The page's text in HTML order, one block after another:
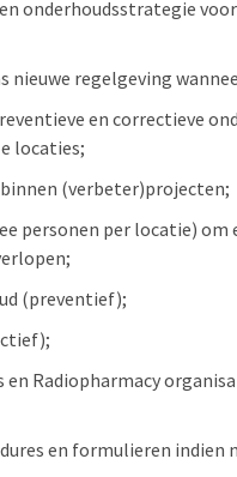
onderhoudsstrategie
regelgeving
en correctieve
locaties;
(verbeter)projecten;
personen per locatie)
(preventief);
Radiopharmacy
en formulieren indien